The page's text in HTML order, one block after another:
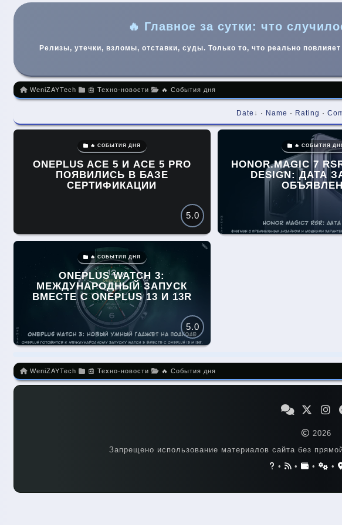
🔥 Главное за сутки: что
Релизы, утечки, взломы, отставки, суды. Только то, что реально
WeniZAYTech 📰 Техно-новости 🔥 События дня
Date · Name · Rating ·
5.0
🔥 СОБЫТИЯ ДНЯ
ONEPLUS ACE 5 И ACE 5 PRO
ПОЯВИЛИСЬ В БАЗЕ
СЕРТИФИКАЦИИ
🔥 СОБЫТИЯ
HONOR.MAGIC 7
DESIGN: ДАТА
5.0
🔥 СОБЫТИЯ ДНЯ
ONEPLUS WATCH 3:
МЕЖДУНАРОДНЫЙ ЗАПУСК
ВМЕСТЕ С ONEPLUS 13 И 13R
WeniZAYTech 📰 Техно-новости 🔥 События дня
2026
Запрещено использование материалов сайта без
•
• • •